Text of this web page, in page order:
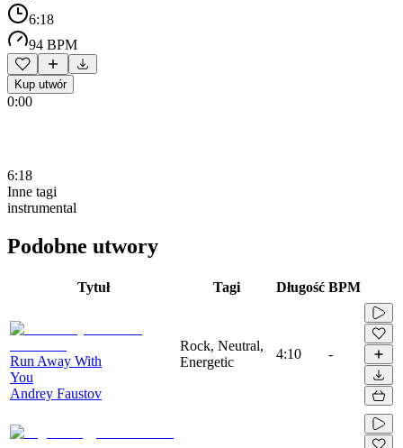
6:18
94 BPM
Kup utwór
0:00
6:18
Inne tagi
instrumental
Podobne utwory
Tytuł Tagi Długość BPM
Run Away With
You
Andrey Faustov
Rock, Neutral,
Energetic
4:10 -